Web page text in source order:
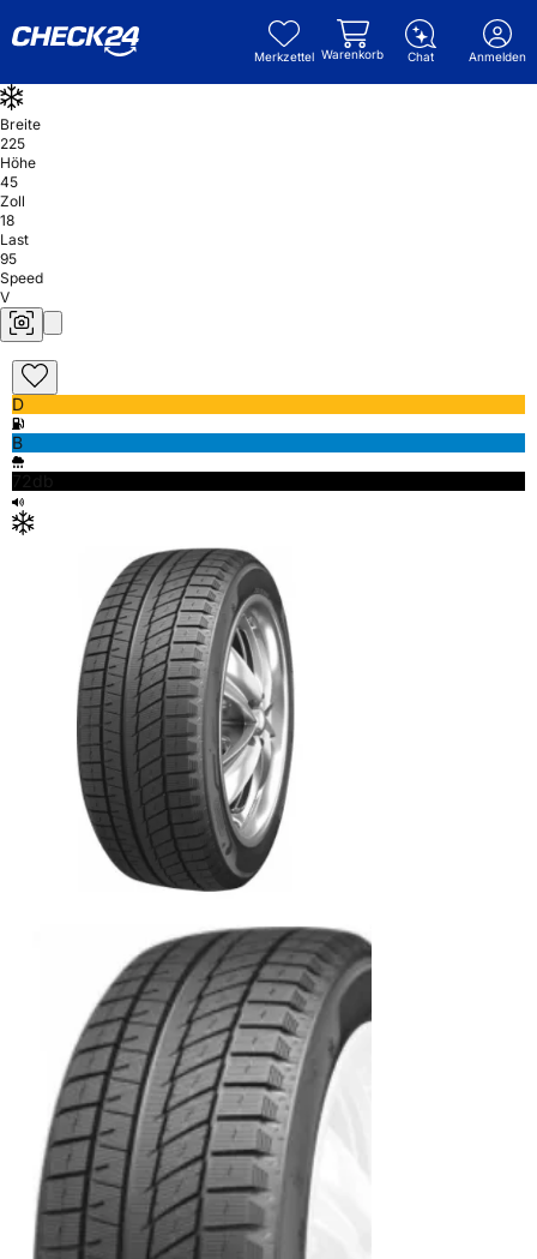
Merkzettel Warenkorb Chat Anmelden
Breite
225
Höhe
45
Zoll
18
Last
95
Speed
V
D
B
72db